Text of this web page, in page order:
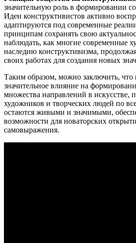
значительную роль в формировании
Идеи конструктивистов активно
адаптируются под современные
принципам сохранять свою
наблюдать, как многие современные
наследию конструктивизма,
своих работах для создания новых
Таким образом, можно заключить, что
значительное влияние на
множества направлений в искусстве,
художников и творческих людей по
остаются живыми и значимыми,
возможности для новаторских
самовыражения.